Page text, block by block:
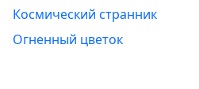
Космический странник
Огненный цветок